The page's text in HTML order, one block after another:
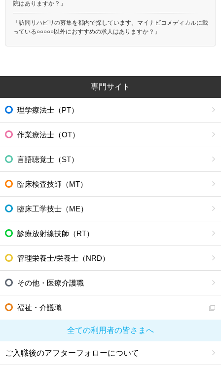
院はありますか？」
「訪問リハビリの募集を都内で探しています。マイナビコメディカルに載
っている○○○○○以外におすすめの求人はありますか？」
専門サイト
理学療法士（PT）
作業療法士（OT）
言語聴覚士（ST）
臨床検査技師（MT）
臨床工学技士（ME）
診療放射線技師（RT）
管理栄養士/栄養士（NRD）
その他・医療介護職
福祉・介護職
全ての利用者の皆さまへ
ご入職後のアフターフォローについて